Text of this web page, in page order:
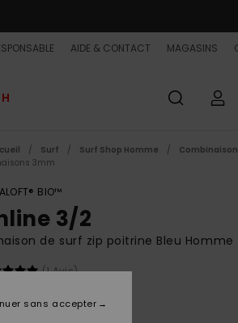
AIDE & CONTACT MAGASINS
Surf Surf Shop Homme
3mm
BIO™
3/2
de surf zip poitrine Bleu Homme
(1 Avis)
€
sans accepter